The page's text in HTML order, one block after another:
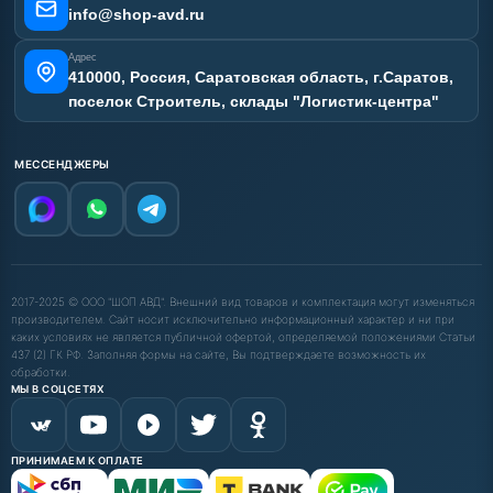
info@shop-avd.ru
Адрес
410000, Россия, Саратовская область, г.Саратов,
поселок Строитель, склады "Логистик-центра"
МЕССЕНДЖЕРЫ
2017-2025 © ООО "ШОП АВД". Внешний вид товаров и комплектация могут изменяться
производителем. Сайт носит исключительно информационный характер и ни при
каких условиях не является публичной офертой, определяемой положениями Статьи
437 (2) ГК РФ. Заполняя формы на сайте, Вы подтверждаете возможность их
обработки.
МЫ В СОЦСЕТЯХ
ПРИНИМАЕМ К ОПЛАТЕ